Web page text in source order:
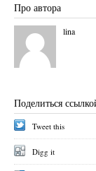
Про автора
lina
Поделиться
Tweet this
Digg it